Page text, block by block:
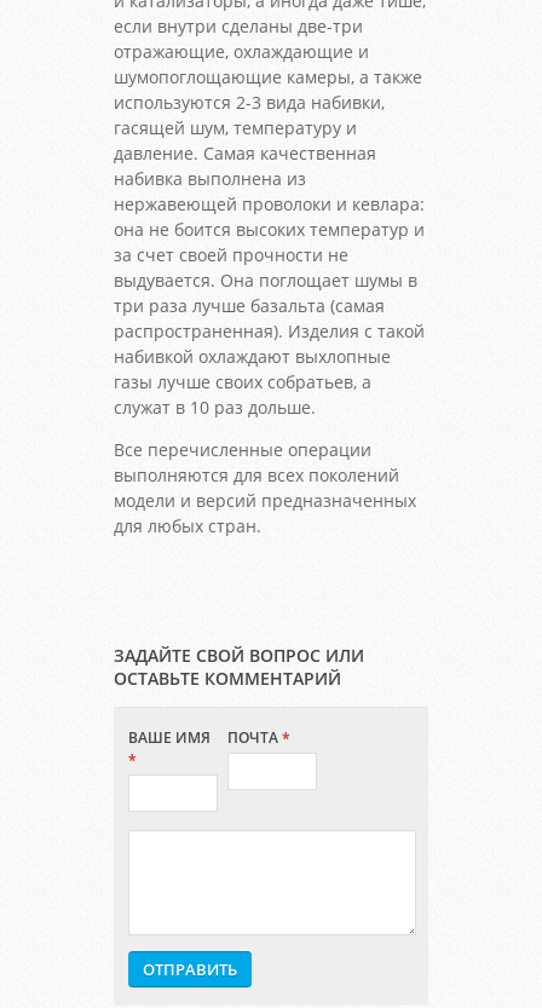
если внутри сделаны две-три
отражающие, охлаждающие и
шумопоглощающие камеры, а также
используются 2-3 вида набивки,
гасящей шум, температуру и
давление. Самая качественная
набивка выполнена из
нержавеющей проволоки и кевлара:
она не боится высоких температур и
за счет своей прочности не
выдувается. Она поглощает шумы в
три раза лучше базальта (самая
распространенная). Изделия с такой
набивкой охлаждают выхлопные
газы лучше своих собратьев, а
служат в 10 раз дольше.
Все перечисленные операции
выполняются для всех поколений
модели и версий предназначенных
для любых стран.
ЗАДАЙТЕ СВОЙ ВОПРОС ИЛИ
ОСТАВЬТЕ КОММЕНТАРИЙ
ВАШЕ ИМЯ
*
ПОЧТА*